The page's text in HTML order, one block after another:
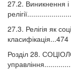
27.2. Виникнення і
27.3. Релігія як
класифікація...474
Розділ 28.